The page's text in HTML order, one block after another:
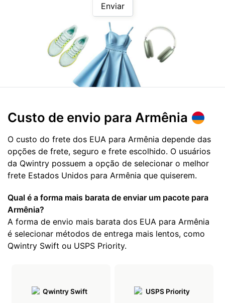
Enviar
Custo de envio para Armênia
O custo do frete dos EUA para Armênia depende das
opções de frete, seguro e frete escolhido. O usuários
da Qwintry possuem a opção de selecionar o melhor
frete Estados Unidos para Armênia que quiserem.
Qual é a forma mais barata de enviar um pacote para
Armênia?
A forma de envio mais barata dos EUA para Armênia
é selecionar métodos de entrega mais lentos, como
Qwintry Swift ou USPS Priority.